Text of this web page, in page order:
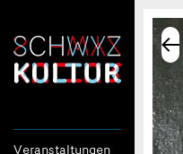
Veranstaltungen